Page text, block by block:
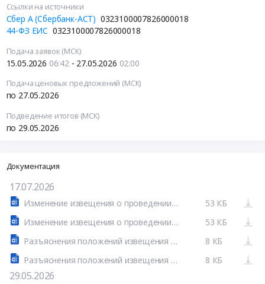
Ссылки на источники
Сбер А (Сбербанк-АСТ) 0323100007826000018
44-ФЗ ЕИС 0323100007826000018
Подача заявок (МСК)
15.05.2026 06:42 - 27.05.2026 02:00
Подача ценовых предложений (МСК)
по 27.05.2026
Подведение итогов (МСК)
по 29.05.2026
Документация
17.07.2026
Изменение извещения о проведении электронного аукциона от 15.05.2026 №ИИ1 в ред. 2
53 КБ
Изменение извещения о проведении электронного аукциона от 19.05.2026 №ИИ2 в ред. 3
53 КБ
Разъяснения положений извещения об осуществлении закупки от 15.05.2026 №РИ1 Основание: Запрос на разъяснение положений конкурсной документации
8 КБ
Разъяснения положений извещения об осуществлении закупки от 19.05.2026 №РИ2 Основание: Запрос на разъяснение положений конкурсной документации
8 КБ
29.05.2026